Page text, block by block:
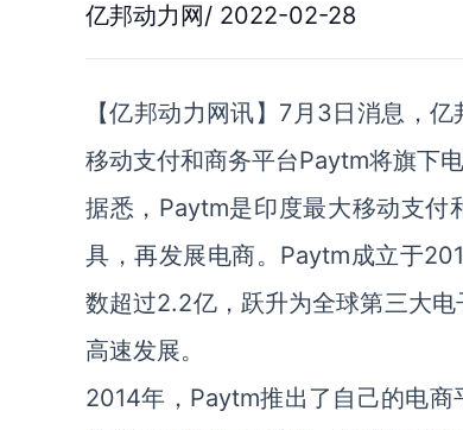
亿邦动力网/ 2022-02-28
【亿邦动力网讯】7月3日消息，
移动支付和商务平台Paytm将旗下
据悉，Paytm是印度最大移动支付
具，再发展电商。Paytm成立于
数超过2.2亿，跃升为全球第三大
高速发展。
2014年，Paytm推出了自己的电